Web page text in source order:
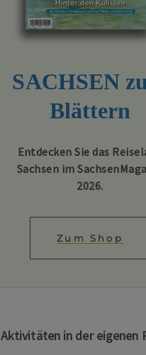
SACHSEN
Blättern
Entdecken Sie das
Sachsen im
2026.
Zum Shop
Aktivitäten in der eigenen